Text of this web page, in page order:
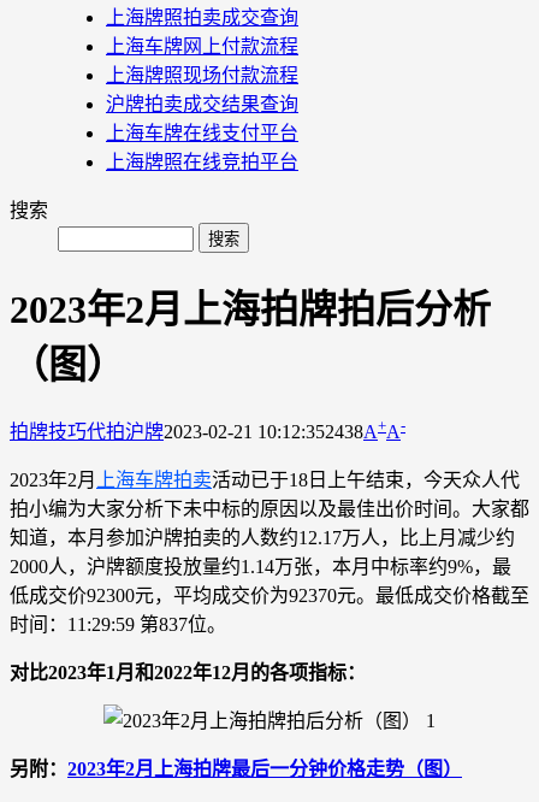
上海牌照拍卖成交查询
上海车牌网上付款流程
上海牌照现场付款流程
沪牌拍卖成交结果查询
上海车牌在线支付平台
上海牌照在线竞拍平台
搜索
2023年2月上海拍牌拍后分析
（图）
拍牌技巧代拍沪牌2023-02-21 10:12:352438A+A-
2023年2月 上海车牌拍卖活动已于18日上午结束，今天众人代
拍小编为大家分析下未中标的原因以及最佳出价时间。大家都
知道，本月参加沪牌拍卖的人数约12.17万人，比上月减少约
2000人，沪牌额度投放量约1.14万张，本月中标率约9%，最
低成交价92300元，平均成交价为92370元。最低成交价格截至
时间：11:29:59 第837位。
对比2023年1月和2022年12月的各项指标：
另附： 2023年2月上海拍牌最后一分钟价格走势（图）